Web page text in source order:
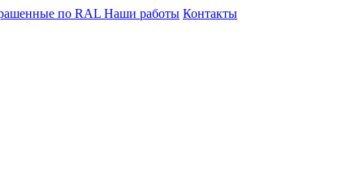
по RAL Наши работы Контакты